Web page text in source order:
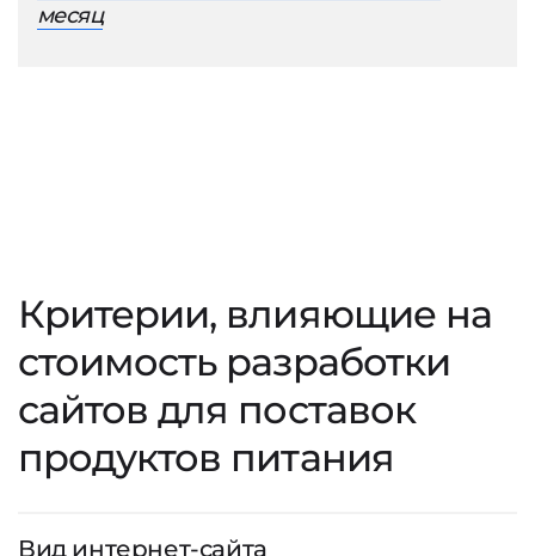
месяц
Критерии, влияющие на
стоимость разработки
сайтов для поставок
продуктов питания
Вид интернет-сайта